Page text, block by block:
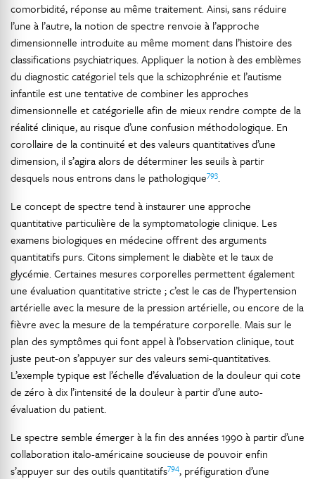
comorbidité, réponse au même traitement. Ainsi, sans réduire
l’une à l’autre, la notion de spectre renvoie à l’approche
dimensionnelle introduite au même moment dans l’histoire des
classifications psychiatriques. Appliquer la notion à des emblèmes
du diagnostic catégoriel tels que la schizophrénie et l’autisme
infantile est une tentative de combiner les approches
dimensionnelle et catégorielle afin de mieux rendre compte de la
réalité clinique, au risque d’une confusion méthodologique. En
corollaire de la continuité et des valeurs quantitatives d’une
dimension, il s’agira alors de déterminer les seuils à partir
desquels nous entrons dans le pathologique793.
Le concept de spectre tend à instaurer une approche
quantitative particulière de la symptomatologie clinique. Les
examens biologiques en médecine offrent des arguments
quantitatifs purs. Citons simplement le diabète et le taux de
glycémie. Certaines mesures corporelles permettent également
une évaluation quantitative stricte ; c’est le cas de l’hypertension
artérielle avec la mesure de la pression artérielle, ou encore de la
fièvre avec la mesure de la température corporelle. Mais sur le
plan des symptômes qui font appel à l’observation clinique, tout
juste peut-on s’appuyer sur des valeurs semi-quantitatives.
L’exemple typique est l’échelle d’évaluation de la douleur qui cote
de zéro à dix l’intensité de la douleur à partir d’une auto-
évaluation du patient.
Le spectre semble émerger à la fin des années 1990 à partir d’une
collaboration italo-américaine soucieuse de pouvoir enfin
s’appuyer sur des outils quantitatifs794, préfiguration d’une